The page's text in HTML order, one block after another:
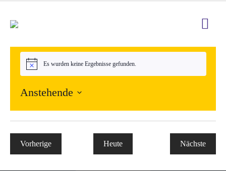
HinweisEs wurden keine Ergebnisse gefunden.
Anstehende
wählen.
Vorherige
Veranstaltungen
Heute
Nächste